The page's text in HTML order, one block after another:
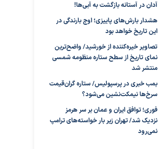
آدان در آستانه بازگشت به آبی‌ها!
هشدار بارش‌های پاییزی؛ اوج بارندگی در
این تاریخ خواهد بود
تصاویر خیره‌کننده از خورشید/ واضح‌ترین
نمای تاریخ از سطح ستاره منظومه شمسی
منتشر شد
بمب خبری در پرسپولیس/ ستاره گران‌قیمت
سرخ‌ها نیمکت‌نشین می‌شود؟
فوری؛ توافق ایران و عمان بر سر هرمز
نزدیک شد/ تهران زیر بار خواسته‌های ترامپ
نمی‌رود